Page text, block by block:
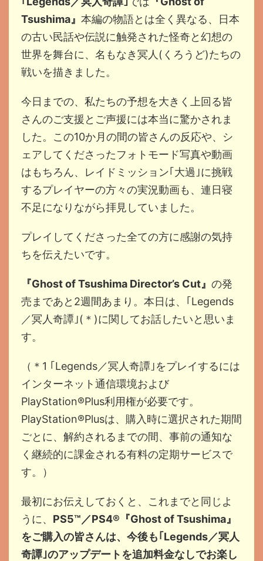
Tsushima』 本編の物語とは全く異なる、日本
の古い民話や伝説に触発された怪奇と幻想の
世界を舞台に、名もなき冥人(くろうど)たちの
戦いを描きました。
今日までの、私たちの予想を大きく上回る皆
さんのご支援とご声援には本当に驚かされま
した。この10か月の間の皆さんの反応や、シ
ェアしてくださったフォトモード写真や動画
はもちろん、レイドミッション｢大過｣に挑戦
するプレイヤーの方々の実況動画も、連日寝
不足になりながら拝見していました。
プレイしてくださった全ての方に感謝の気持
ちを伝えたいです。
『Ghost of Tsushima Director’s Cut』 の発
売まであと2週間あまり。本日は、｢Legends
／冥人奇譚｣(＊)に関してお話したいと思いま
す。
（＊1 ｢Legends／冥人奇譚｣をプレイするには
インターネット通信環境および
PlayStation®Plus利用権が必要です。
PlayStation®Plusは、購入時に選択された期間
ごとに、解約されるまでの間、事前の通知な
く継続的に課金される有料の定期サービスで
す。）
最初にお伝えしておくと、これまでと同じよ
うに、 PS5™／PS4®『Ghost of Tsushima』
をご購入の皆さんは、今後も｢Legends／冥人
奇譚｣のアップデートを追加料金なしでお楽し